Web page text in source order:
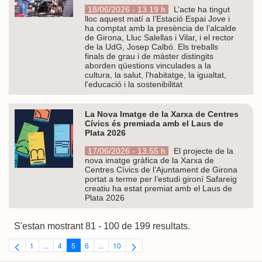
18/06/2026 - 13.19 h
L’acte ha tingut
lloc aquest matí a l’Estació Espai Jove i
ha comptat amb la presència de l’alcalde
de Girona, Lluc Salellas i Vilar, i el rector
de la UdG, Josep Calbó. Els treballs
finals de grau i de màster distingits
aborden qüestions vinculades a la
cultura, la salut, l’habitatge, la igualtat,
l’educació i la sostenibilitat
La Nova Imatge de la Xarxa de Centres
Cívics és premiada amb el Laus de
Plata 2026
17/06/2026 - 13.55 h
El projecte de la
nova imatge gràfica de la Xarxa de
Centres Cívics de l’Ajuntament de Girona
portat a terme per l’estudi gironí Safareig
creatiu ha estat premiat amb el Laus de
Plata 2026
S'estan mostrant 81 - 100 de 199 resultats.
Pàgina
1 ...Pàgines intermèdies Utilitzeu TAB per navegar.
Pàgina
4 Pàgina
5 Pàgina
6 ...Pàgines intermèdies Utilitzeu TAB per navegar.
Pàgina
10